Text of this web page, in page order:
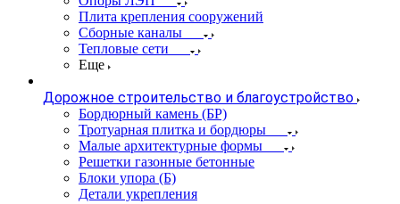
Плита крепления сооружений
Сборные каналы
Тепловые сети
Еще
Дорожное строительство и благоустройство
Бордюрный камень (БР)
Тротуарная плитка и бордюры
Малые архитектурные формы
Решетки газонные бетонные
Блоки упора (Б)
Детали укрепления